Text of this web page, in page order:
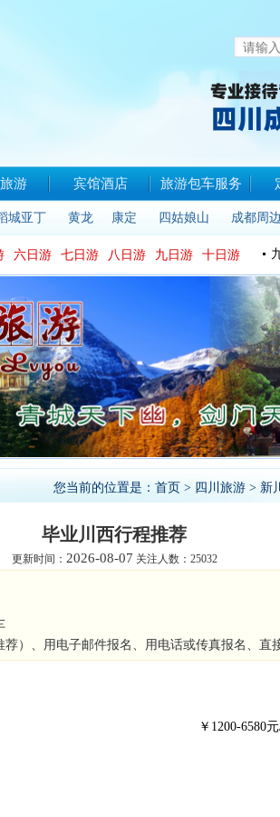
游 宾馆酒店 旅游包车服务
城亚丁 黄龙 康定 四姑娘山 成都周边
六日游 七日游 八日游 九日游 十日游
您当前的位置是： 首页 > 四川旅游 > 新
毕业川西行程推荐
更新时间： 2026-08-07 关注人数：25032
）、用电子邮件报名、用电话或传真报名、直
￥1200-6580